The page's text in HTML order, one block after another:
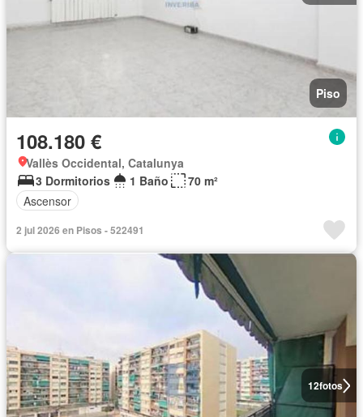
Piso
108.180 €
Vallès Occidental, Catalunya
3 Dormitorios
1 Baño
70 m²
Ascensor
2 jul 2026 en Pisos - 522491
12fotos